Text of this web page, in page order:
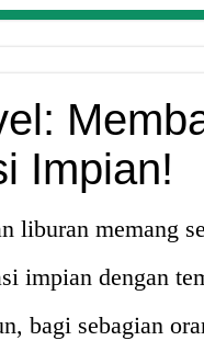
Impian!
liburan memang
impian dengan
bagi sebagian